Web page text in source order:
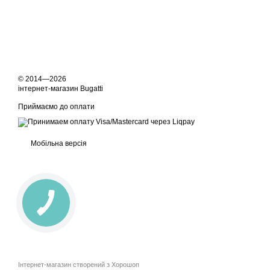
© 2014—2026
інтернет-магазин Bugatti
Приймаємо до оплати
Мобільна версія
Інтернет-магазин створений з Хорошоп